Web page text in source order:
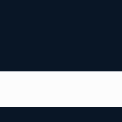
INSTANCES NATIONALES